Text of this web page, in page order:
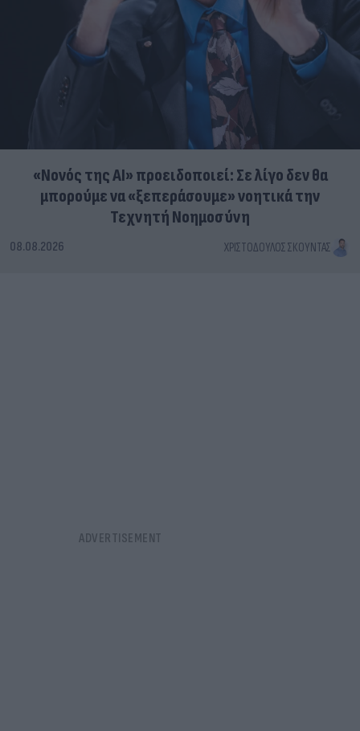
«Νονός της AI» προειδοποιεί: Σε λίγο δεν θα
μπορούμε να «ξεπεράσουμε» νοητικά την
Τεχνητή Νοημοσύνη
08.08.2026 ΧΡΙΣΤΌΔΟΥΛΟΣ ΣΚΟΎΝΤΑΣ